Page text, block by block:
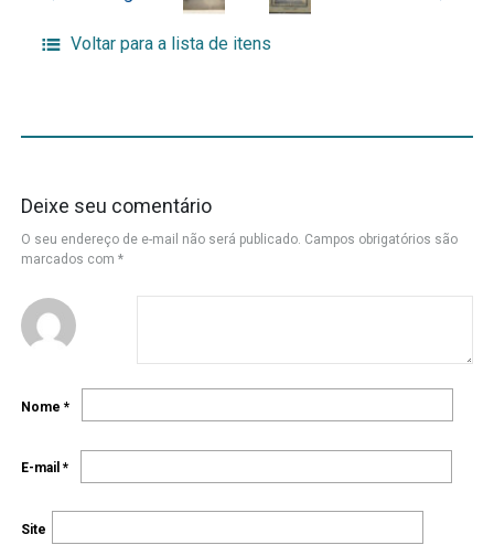
Voltar para a lista de itens
Deixe seu comentário
O seu endereço de e-mail não será publicado. Campos obrigatórios são
marcados com *
Nome *
E-mail *
Site